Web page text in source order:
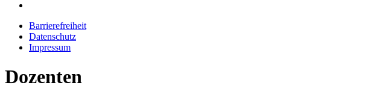
Barrierefreiheit
Datenschutz
Impressum
Dozenten